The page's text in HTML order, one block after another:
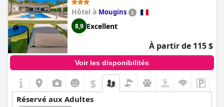
Hôtel à Mougins
8,9 Excellent
À partir de 115 $
Voir les disponibilités
$
Réservé aux Adultes